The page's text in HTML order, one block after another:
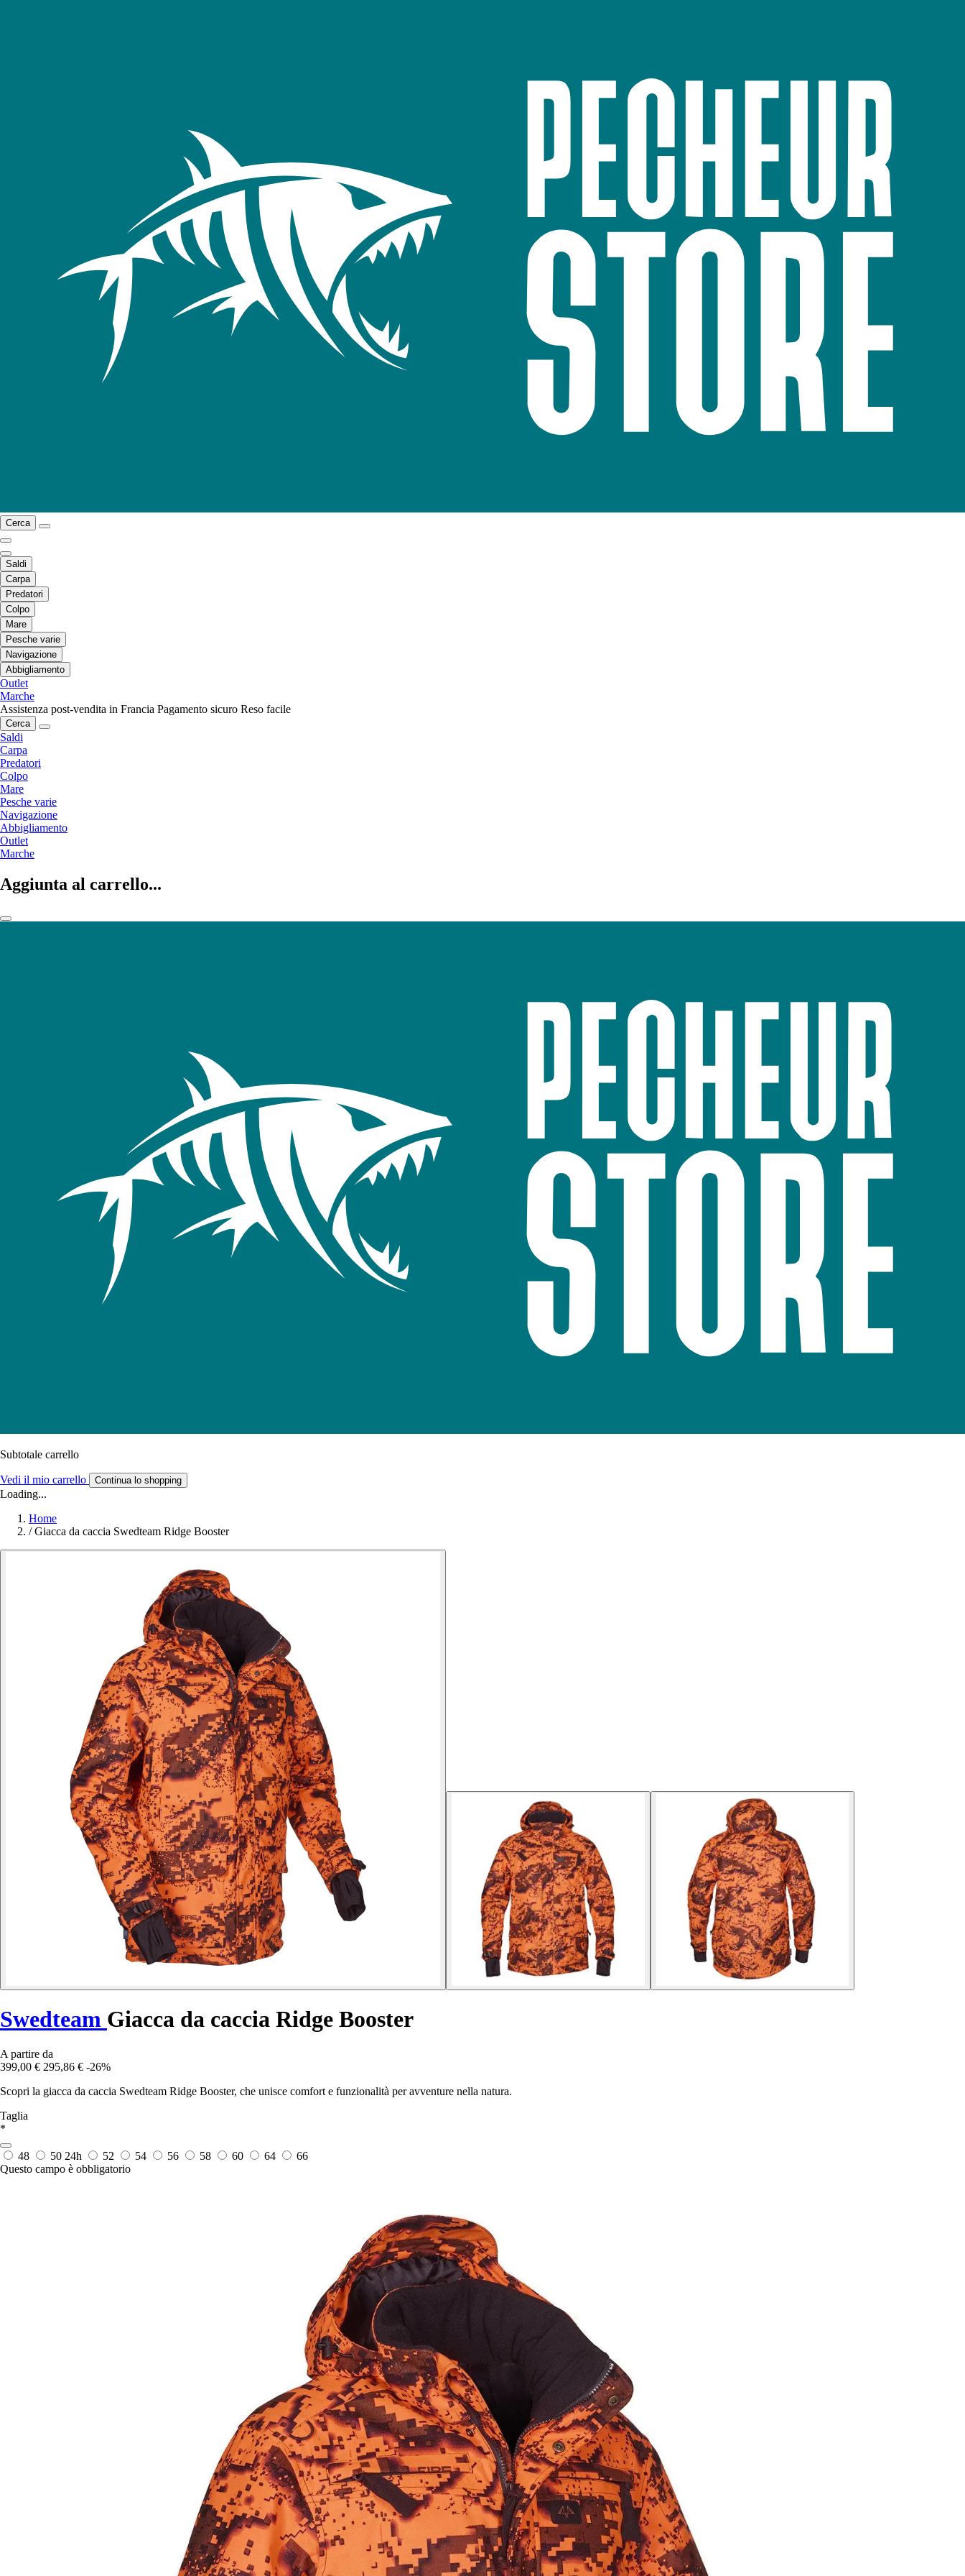
Cerca
Saldi
Carpa
Predatori
Colpo
Mare
Pesche varie
Navigazione
Abbigliamento
Outlet
Marche
Assistenza post-vendita in Francia Pagamento sicuro Reso facile
Cerca
Saldi
Carpa
Predatori
Colpo
Mare
Pesche varie
Navigazione
Abbigliamento
Outlet
Marche
Aggiunta al carrello...
Subtotale carrello
Vedi il mio carrello Continua lo shopping
Loading...
Home
/ Giacca da caccia Swedteam Ridge Booster
Swedteam Giacca da caccia Ridge Booster
A partire da
399,00 € 295,86 € -26%
Scopri la giacca da caccia Swedteam Ridge Booster, che unisce comfort e funzionalità per avventure nella natura.
Taglia
*
48 50 24h 52 54 56 58 60 64
66
Questo campo è obbligatorio